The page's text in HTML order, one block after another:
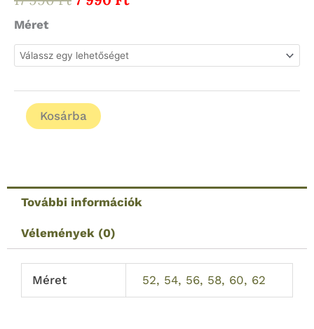
17
7
Méret
Jagdhund
71802/PB819
Lukas
(54-
es
Kosárba
További információk
Vélemények (0)
Méret 52, 54, 56, 58, 60, 62